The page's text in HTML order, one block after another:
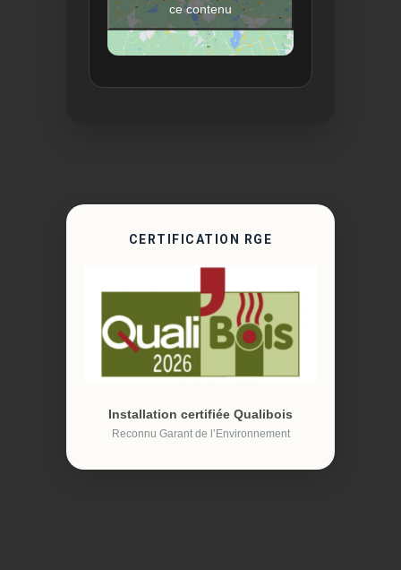
ce contenu
CERTIFICATION RGE
Installation certifiée Qualibois
Reconnu Garant de l’Environnement